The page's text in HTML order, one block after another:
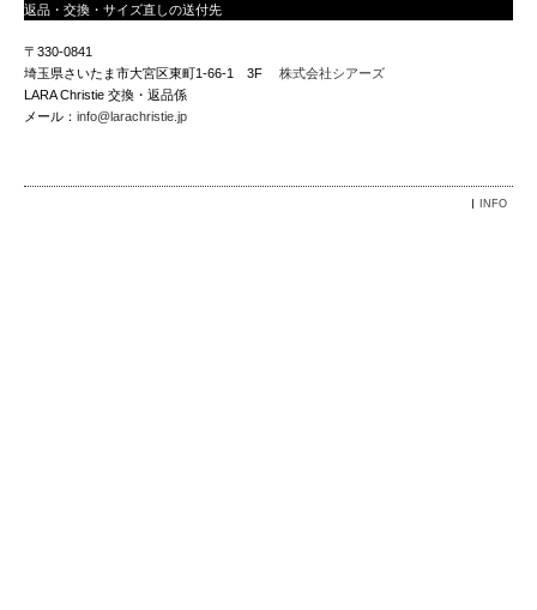
返品・交換・サイズ直しの送付先
〒330-0841
埼玉県さいたま市大宮区東町1-66-1 3F 株式会社シアーズ
LARA Christie 交換・返品係
メール： info@larachristie.jp
INFO